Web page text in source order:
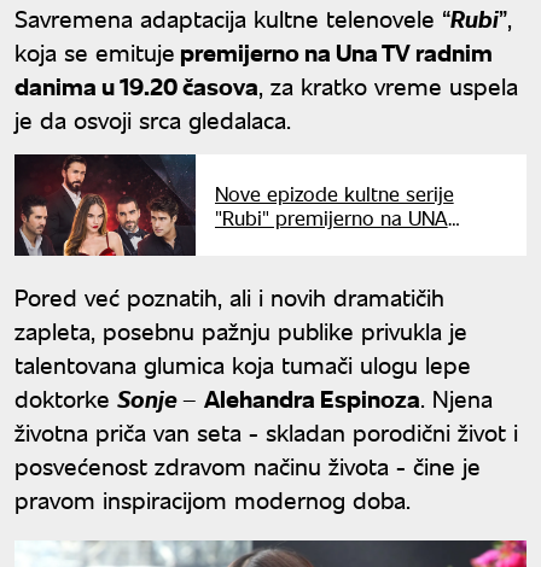
Savremena adaptacija kultne telenovele “Rubi”,
koja se emituje premijerno na Una TV radnim
danima u 19.20 časova, za kratko vreme uspela
je da osvoji srca gledalaca.
Nove epizode kultne serije
"Rubi" premijerno na UNA
Pored već poznatih, ali i novih dramatičih
zapleta, posebnu pažnju publike privukla je
talentovana glumica koja tumači ulogu lepe
doktorke Sonje– Alehandra Espinoza. Njena
životna priča van seta - skladan porodični život i
posvećenost zdravom načinu života - čine je
pravom inspiracijom modernog doba.